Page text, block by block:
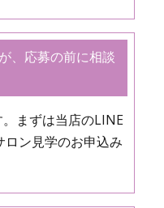
、応募の前に相談
まずは当店のLINE
ン見学のお申込み